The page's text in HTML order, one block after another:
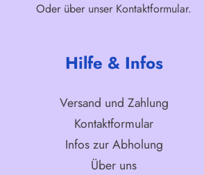
Oder über unser Kontaktformular.
Hilfe & Infos
Versand und Zahlung
Kontaktformular
Infos zur Abholung
Über uns